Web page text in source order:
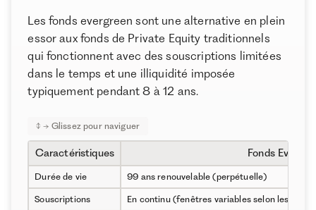
Les fonds evergreen sont une alternative en plein
essor aux fonds de Private Equity traditionnels
qui fonctionnent avec des souscriptions limitées
dans le temps et une illiquidité imposée
typiquement pendant 8 à 12 ans.
Caractéristiques Fonds
Durée de vie 99 ans renouvelable (perpétuelle)
Souscriptions En continu (fenêtres variables selon les